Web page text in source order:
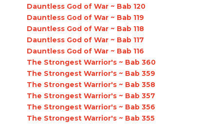
Dauntless God of War ~ Bab 120
Dauntless God of War ~ Bab 119
Dauntless God of War ~ Bab 118
Dauntless God of War ~ Bab 117
Dauntless God of War ~ Bab 116
The Strongest Warrior's ~ Bab 360
The Strongest Warrior's ~ Bab 359
The Strongest Warrior's ~ Bab 358
The Strongest Warrior's ~ Bab 357
The Strongest Warrior's ~ Bab 356
The Strongest Warrior's ~ Bab 355